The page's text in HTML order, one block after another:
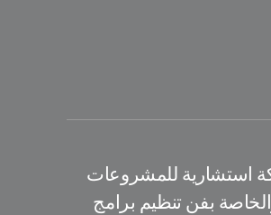
استشارية للمشروعات
والخاصة بفن تنظيم برامج